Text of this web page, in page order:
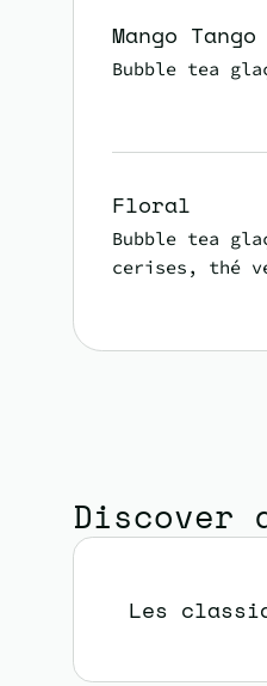
Mango Tango
Bubble tea
Floral
Bubble tea
cerises, thé
Discover
Les